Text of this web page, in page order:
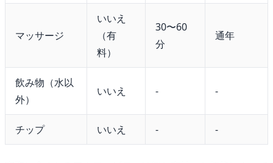
マッサージ
いいえ
（有
料）
30〜60
分
通年
飲み物（水以
外）
いいえ - -
チップ いいえ - -